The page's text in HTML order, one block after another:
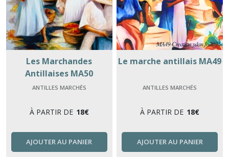
Les Marchandes
Antillaises MA50
ANTILLES MARCHÉS
À PARTIR DE 18€
AJOUTER AU PANIER
Le marche antillais MA49
ANTILLES MARCHÉS
À PARTIR DE 18€
AJOUTER AU PANIER